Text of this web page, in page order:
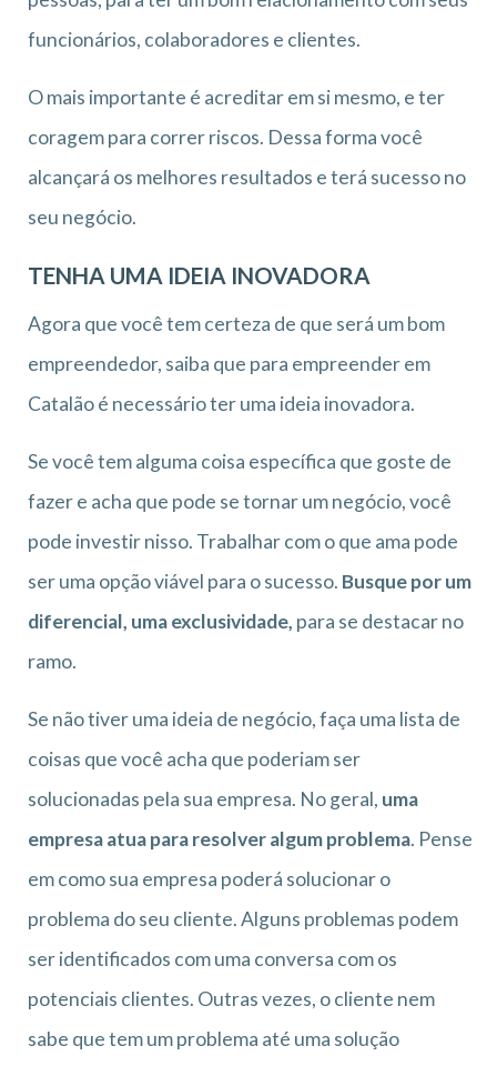
funcionários, colaboradores e clientes.
O mais importante é acreditar em si mesmo, e ter
coragem para correr riscos. Dessa forma você
alcançará os melhores resultados e terá sucesso no
seu negócio.
TENHA UMA IDEIA INOVADORA
Agora que você tem certeza de que será um bom
empreendedor, saiba que para empreender em
Catalão é necessário ter uma ideia inovadora.
Se você tem alguma coisa específica que goste de
fazer e acha que pode se tornar um negócio, você
pode investir nisso. Trabalhar com o que ama pode
ser uma opção viável para o sucesso. Busque por um
diferencial, uma exclusividade, para se destacar no
ramo.
Se não tiver uma ideia de negócio, faça uma lista de
coisas que você acha que poderiam ser
solucionadas pela sua empresa. No geral, uma
empresa atua para resolver algum problema. Pense
em como sua empresa poderá solucionar o
problema do seu cliente. Alguns problemas podem
ser identificados com uma conversa com os
potenciais clientes. Outras vezes, o cliente nem
sabe que tem um problema até uma solução